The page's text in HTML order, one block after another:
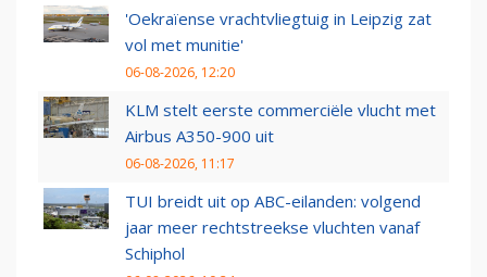
'Oekraïense vrachtvliegtuig in Leipzig zat
vol met munitie'
06-08-2026, 12:20
KLM stelt eerste commerciële vlucht met
Airbus A350-900 uit
06-08-2026, 11:17
TUI breidt uit op ABC-eilanden: volgend
jaar meer rechtstreekse vluchten vanaf
Schiphol